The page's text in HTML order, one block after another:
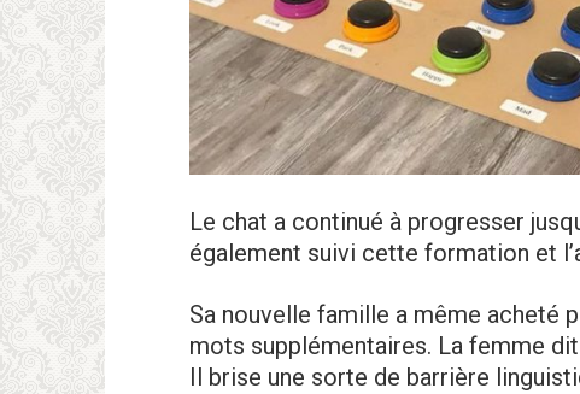
Le chat a continué à progresser
également suivi cette formation et
Sa nouvelle famille a même acheté
mots supplémentaires. La femme
Il brise une sorte de barrière